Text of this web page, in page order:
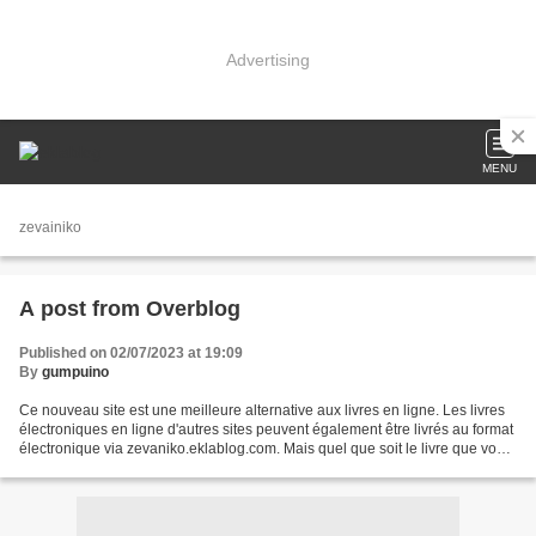
Advertising
MENU
zevainiko
A post from Overblog
Published on 02/07/2023 at 19:09
By gumpuino
Ce nouveau site est une meilleure alternative aux livres en ligne. Les livres
électroniques en ligne d'autres sites peuvent également être livrés au format
électronique via zevaniko.eklablog.com. Mais quel que soit le livre que vous